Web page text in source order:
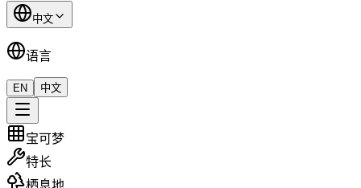
中文
语言
EN 中文
宝可梦
特长
栖息地